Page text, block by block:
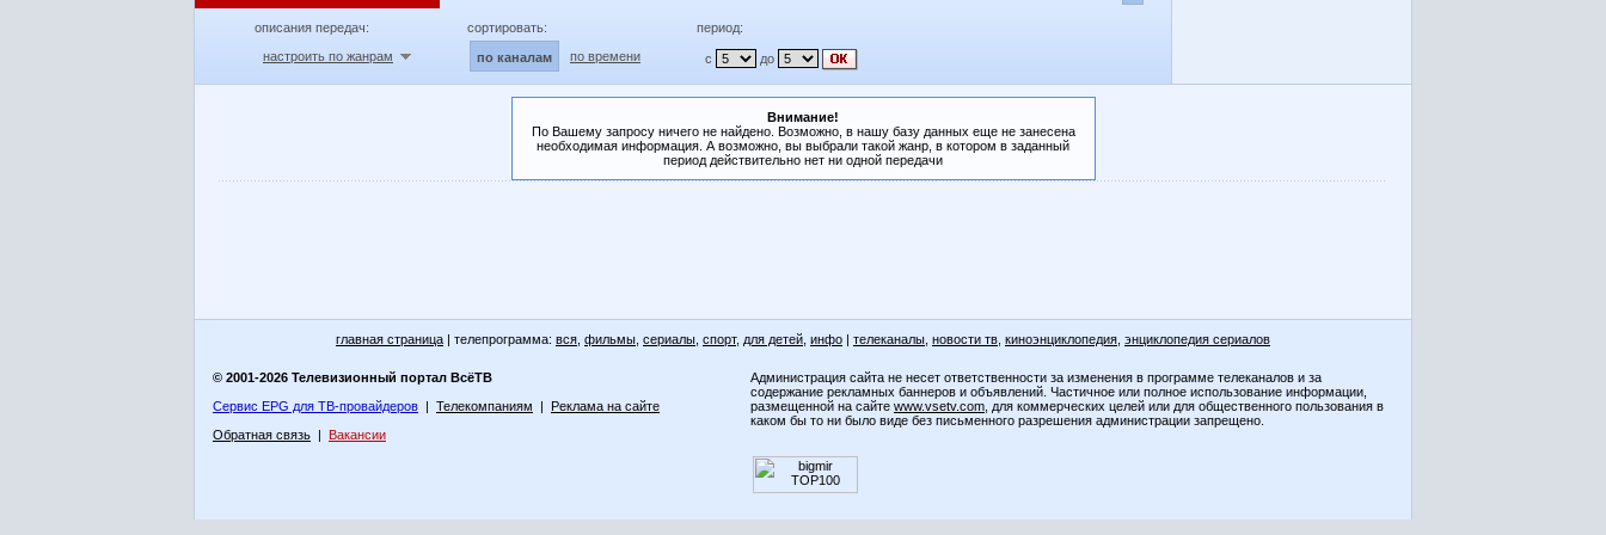
описания передач:
настроить по жанрам
сортировать:
по каналам по времени
период:
с до
Внимание!
По Вашему запросу ничего не найдено. Возможно, в нашу базу данных еще не занесена
необходимая информация. А возможно, вы выбрали такой жанр, в котором в заданный
период действительно нет ни одной передачи
главная страница | телепрограмма: вся фильмы сериалы спорт, для детей инфо | телеканалы новости тв киноэнциклопедия энциклопедия сериалов
© 2001-2026 Телевизионный портал ВсёТВ
Сервис EPG для ТВ-провайдеров | Телекомпаниям | Реклама на сайте
Обратная связь | Вакансии
Администрация сайта не несет ответственности за изменения в программе телеканалов и за
содержание рекламных баннеров и объявлений. Частичное или полное использование информации,
размещенной на сайте www.vsetv.com , для коммерческих целей или для общественного пользования в
каком бы то ни было виде без письменного разрешения администрации запрещено.